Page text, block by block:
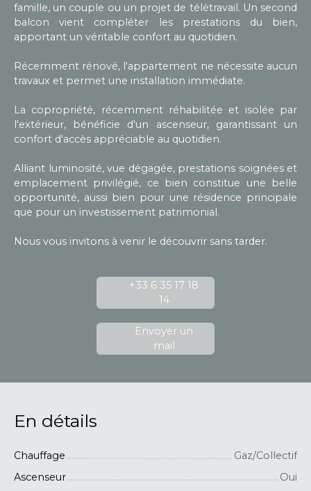
famille, un couple ou un projet de télétravail. Un second
balcon vient compléter les prestations du bien,
apportant un véritable confort au quotidien.
Récemment rénové, l'appartement ne nécessite aucun
travaux et permet une installation immédiate.
La copropriété, récemment réhabilitée et isolée par
l'extérieur, bénéficie d'un ascenseur, garantissant un
confort d'accès appréciable au quotidien.
Alliant luminosité, vue dégagée, prestations soignées et
emplacement privilégié, ce bien constitue une belle
opportunité, aussi bien pour une résidence principale
que pour un investissement patrimonial.
Nous vous invitons à venir le découvrir sans tarder.
+33 6 35 17 18
14
Envoyer un
mail
En détails
Chauffage
Gaz/Collectif
Ascenseur
Oui